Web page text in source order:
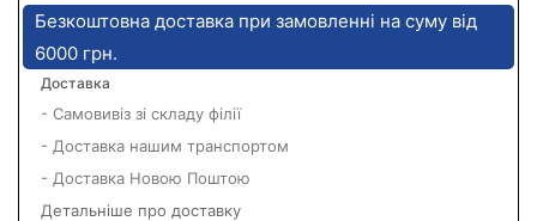
Безкоштовна доставка при замовленні на суму від
6000 грн.
Доставка
- Самовивіз зі складу філії
- Доставка нашим транспортом
- Доставка Новою Поштою
Детальніше про доставку